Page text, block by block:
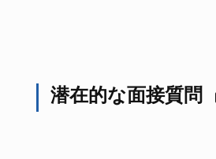
潜在的な面接質問